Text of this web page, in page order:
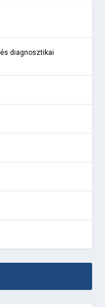
diagnosztikai